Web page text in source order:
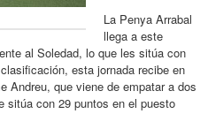
La Penya Arrabal
llega a este
al Soledad, lo que les sitúa con
esta jornada recibe en
Andreu, que viene de empatar a dos
sitúa con 29 puntos en el puesto